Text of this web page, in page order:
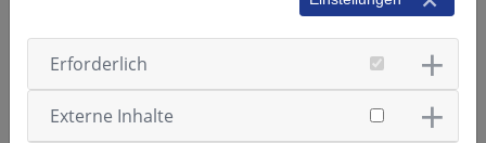
möglicherweise Kosten entstehen können. Für die
Preisgestaltung ist das jeweilige Roaming-
Unternehmen verantwortlich.
Erforderlich
Externe Inhalte